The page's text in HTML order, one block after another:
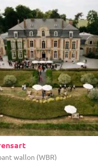
wallon (WBR)